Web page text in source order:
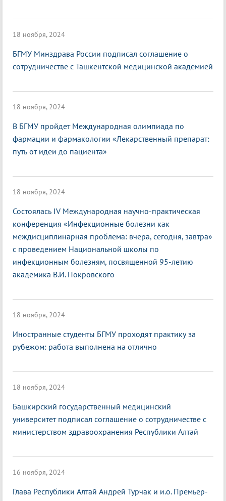
18 ноября, 2024
БГМУ Минздрава России подписал соглашение о
сотрудничестве с Ташкентской медицинской академией
18 ноября, 2024
В БГМУ пройдет Международная олимпиада по
фармации и фармакологии «Лекарственный препарат:
путь от идеи до пациента»
18 ноября, 2024
Состоялась IV Международная научно-практическая
конференция «Инфекционные болезни как
междисциплинарная проблема: вчера, сегодня, завтра»
с проведением Национальной школы по
инфекционным болезням, посвященной 95-летию
академика В.И. Покровского
18 ноября, 2024
Иностранные студенты БГМУ проходят практику за
рубежом: работа выполнена на отлично
18 ноября, 2024
Башкирский государственный медицинский
университет подписал соглашение о сотрудничестве с
министерством здравоохранения Республики Алтай
16 ноября, 2024
Глава Республики Алтай Андрей Турчак и и.о. Премьер-